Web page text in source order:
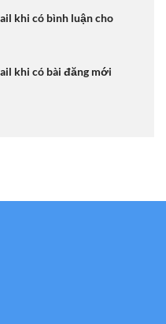
khi có bình luận cho
khi có bài đăng mới